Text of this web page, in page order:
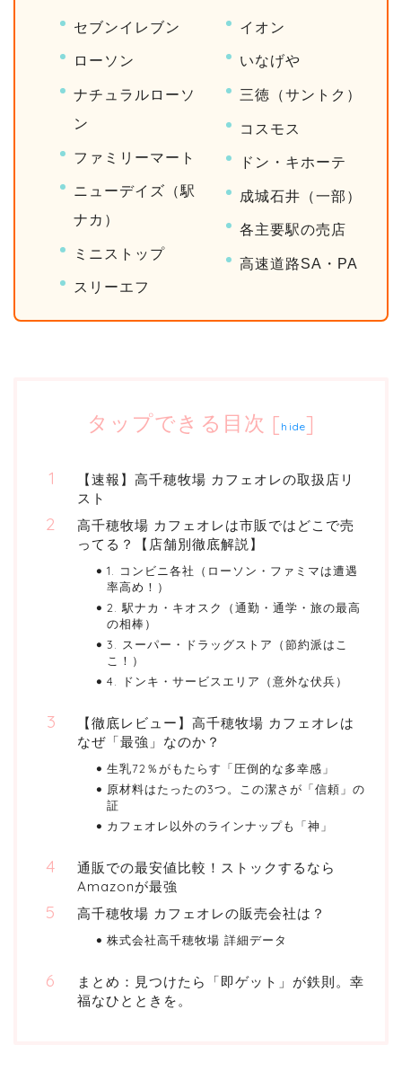
セブンイレブン
ローソン
ナチュラルローソ
ン
ファミリーマート
ニューデイズ（駅
ナカ）
ミニストップ
スリーエフ
イオン
いなげや
三徳（サントク）
コスモス
ドン・キホーテ
成城石井（一部）
各主要駅の売店
高速道路SA・PA
タップできる目次 [ hide]
【速報】高千穂牧場 カフェオレの取扱店リ
スト
高千穂牧場 カフェオレは市販ではどこで売
ってる？【店舗別徹底解説】
1. コンビニ各社（ローソン・ファミマは遭遇
率高め！）
2. 駅ナカ・キオスク（通勤・通学・旅の最高
の相棒）
3. スーパー・ドラッグストア（節約派はこ
こ！）
4. ドンキ・サービスエリア（意外な伏兵）
【徹底レビュー】高千穂牧場 カフェオレは
なぜ「最強」なのか？
生乳72％がもたらす「圧倒的な多幸感」
原材料はたったの3つ。この潔さが「信頼」の
証
カフェオレ以外のラインナップも「神」
通販での最安値比較！ストックするなら
Amazonが最強
高千穂牧場 カフェオレの販売会社は？
株式会社高千穂牧場 詳細データ
まとめ：見つけたら「即ゲット」が鉄則。幸
福なひとときを。